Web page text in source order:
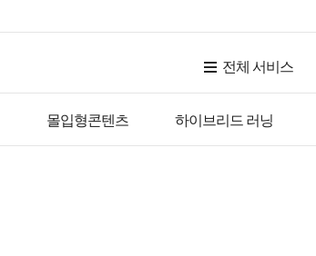
전체 서비스
몰입형콘텐츠 하이브리드 러닝